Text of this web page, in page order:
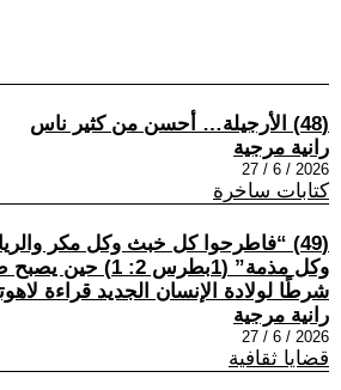
(48) الأرجيلة… أحسن من كثير ناس
رانية مرجية
2026 / 6 / 27
كتابات ساخرة
(49) “فاطرحوا كل خبث وكل مكر
وكل مذمة” (1بطرس 2: 1)
شرطًا لولادة الإنسان الجديد قراءة
رانية مرجية
2026 / 6 / 27
قضايا ثقافية